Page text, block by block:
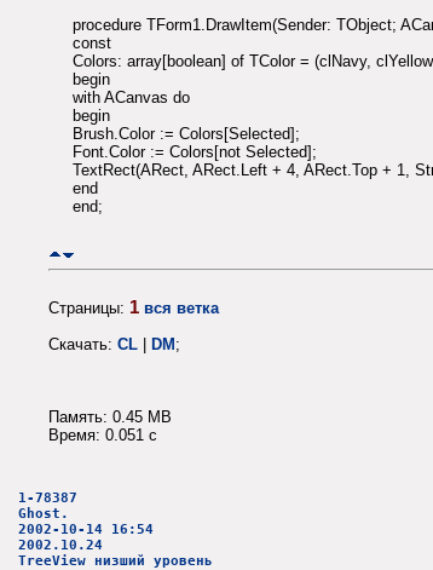
procedure TForm1.DrawItem(Sender: TObject;
const
Colors: array[boolean] of TColor = (clNavy,
begin
with ACanvas do
begin
Brush.Color := Colors[Selected];
Font.Color := Colors[not Selected];
TextRect(ARect, ARect.Left + 4, ARect.Top + 1,
end
end;
Страницы: 1 вся ветка
Скачать: CL | DM;
Память: 0.45 MB
Время: 0.051 c
1-78387
Ghost.
2002-10-14 16:54
2002.10.24
TreeView низший уровень